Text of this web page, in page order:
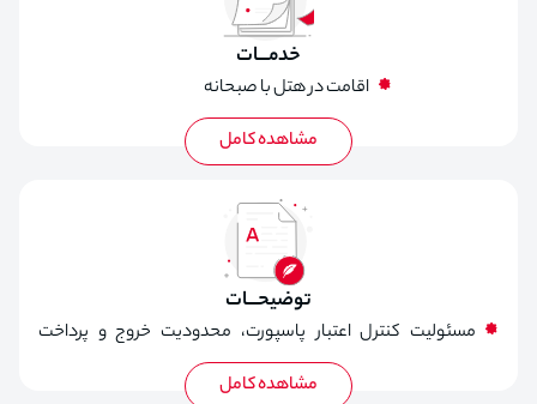
خدمـــات
اقامت در هتل با صبحانه
بلیط رفت و برگشت
ترانسفر رفت و برگشت فرودگاهی
بیمه مسافرتی
توضیحـــات
مسئولیت کنترل اعتبار پاسپورت، محدودیت خروج و پرداخت
عوارض خروج از کشور بر عهده مسافر میباشد.